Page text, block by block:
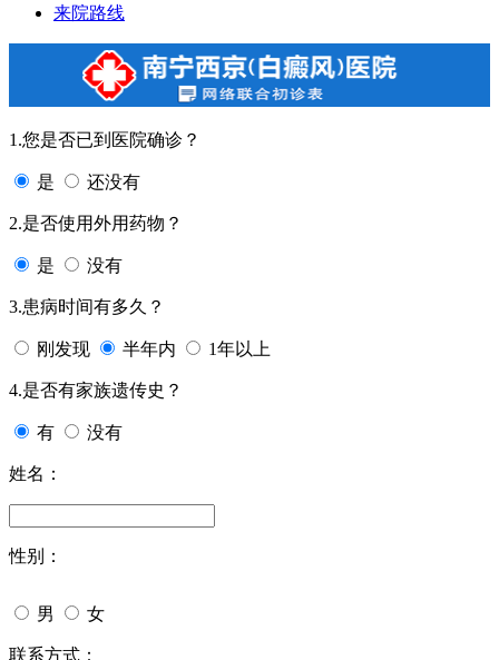
来院路线
1.您是否已到医院确诊？
是 还没有
2.是否使用外用药物？
是 没有
3.患病时间有多久？
刚发现 半年内 1年以上
4.是否有家族遗传史？
有 没有
姓名：
性别：
男 女
联系方式：